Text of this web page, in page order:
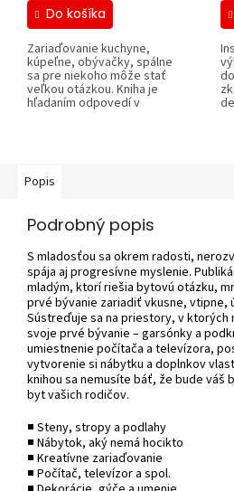
Do košíka
Zariaďovanie kuchyne,
kúpeľne, obývačky, spálne
sa pre niekoho môže stať
veľkou otázkou. Kniha je
hľadaním odpovedí v
možnostiach a...
Popis
Podrobný popis
S mladosťou sa okrem radosti,
spája aj progresívne myslenie.
mladým, ktorí riešia bytovú otázku,
prvé bývanie zariadiť vkusne, vtipne,
Sústreďuje sa na priestory, v ktorých
svoje prvé bývanie – garsónky a
umiestnenie počítača a televízora,
vytvorenie si nábytku a doplnkov
knihou sa nemusíte báť, že bude váš
byt vašich rodičov.
■ Steny, stropy a podlahy
■ Nábytok, aký nemá hocikto
■ Kreatívne zariaďovanie
■ Počítač, televízor a spol.